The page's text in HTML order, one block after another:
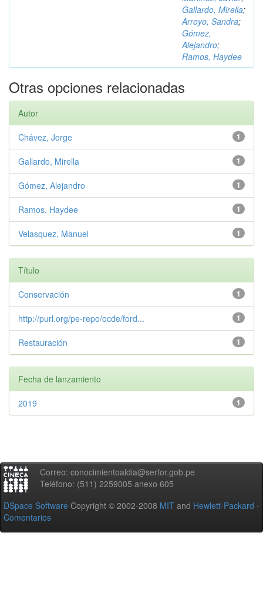
Gallardo, Mirella;
Arroyo, Sandra;
Gómez,
Alejandro;
Ramos, Haydee
Otras opciones relacionadas
Autor
1
Chávez, Jorge
1
Gallardo, Mirella
1
Gómez, Alejandro
1
Ramos, Haydee
1
Velasquez, Manuel
Título
1
Conservación
1
http://purl.org/pe-repo/ocde/ford...
1
Restauración
Fecha de lanzamiento
1
2019
Correo: conocimientoaldia@serfor.gob.pe
Teléfono: (511) 2259005 anexo 605
DSpace Software Copyright © 2002-2008 MIT and Hewlett-Packard -
Comentarios